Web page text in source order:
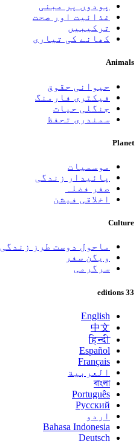
پودوں پر مبنی
غذائیت اور صحت
ترکیبیں
کھانے کی تیاری
Animals
حیوانی حقوق
فیکٹری فارمنگ
جنگلی حیات
سمندری تحفظ
Planet
موسمیات
پائیدار زندگی
صفر فضلہ
اخلاقی فیشن
Culture
ماحول دوست طرز زندگی
ویگن سفر
سرگرمی
33 editions
English
中文
हिन्दी
Español
Français
العربية
বাংলা
Português
Русский
اردو
Bahasa Indonesia
Deutsch